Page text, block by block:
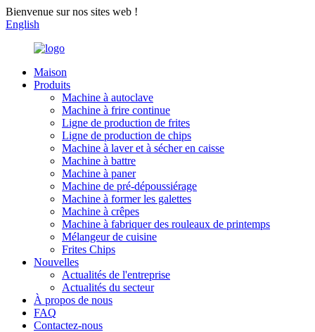
Bienvenue sur nos sites web !
English
Maison
Produits
Machine à autoclave
Machine à frire continue
Ligne de production de frites
Ligne de production de chips
Machine à laver et à sécher en caisse
Machine à battre
Machine à paner
Machine de pré-dépoussiérage
Machine à former les galettes
Machine à crêpes
Machine à fabriquer des rouleaux de printemps
Mélangeur de cuisine
Frites Chips
Nouvelles
Actualités de l'entreprise
Actualités du secteur
À propos de nous
FAQ
Contactez-nous